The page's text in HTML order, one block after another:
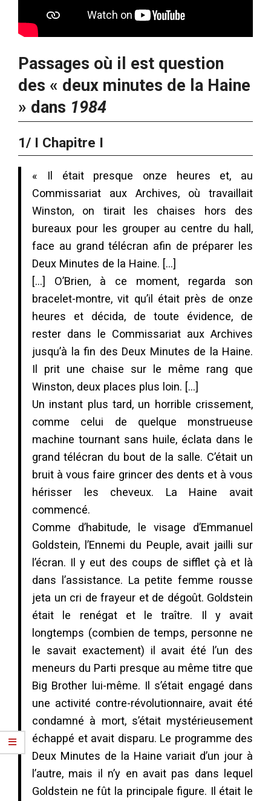
Passages où il est question
des « deux minutes de la Haine
» dans 1984
1/ I Chapitre I
« Il était presque onze heures et, au
Commissariat aux Archives, où travaillait
Winston, on tirait les chaises hors des
bureaux pour les grouper au centre du hall,
face au grand télécran afin de préparer les
Deux Minutes de la Haine. […]
[…] O’Brien, à ce moment, regarda son
bracelet-montre, vit qu’il était près de onze
heures et décida, de toute évidence, de
rester dans le Commissariat aux Archives
jusqu’à la fin des Deux Minutes de la Haine.
Il prit une chaise sur le même rang que
Winston, deux places plus loin. […]
Un instant plus tard, un horrible crissement,
comme celui de quelque monstrueuse
machine tournant sans huile, éclata dans le
grand télécran du bout de la salle. C’était un
bruit à vous faire grincer des dents et à vous
hérisser les cheveux. La Haine avait
commencé.
Comme d’habitude, le visage d’Emmanuel
Goldstein, l’Ennemi du Peuple, avait jailli sur
l’écran. Il y eut des coups de sifflet çà et là
dans l’assistance. La petite femme rousse
jeta un cri de frayeur et de dégoût. Goldstein
était le renégat et le traître. Il y avait
longtemps (combien de temps, personne ne
le savait exactement) il avait été l’un des
meneurs du Parti presque au même titre que
Big Brother lui-même. Il s’était engagé dans
une activité contre-révolutionnaire, avait été
condamné à mort, s’était mystérieusement
échappé et avait disparu. Le programme des
Deux Minutes de la Haine variait d’un jour à
l’autre, mais il n’y en avait pas dans lequel
Goldstein ne fût la principale figure. Il était le